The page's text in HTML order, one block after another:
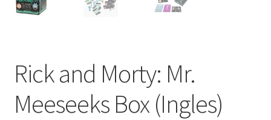
Rick and Morty: Mr.
Meeseeks Box (Ingles)